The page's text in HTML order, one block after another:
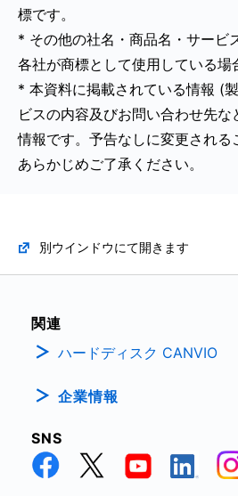
標です。
* その他の社名・商品名・サービ
各社が商標として使用している場
* 本資料に掲載されている情報 (
ビスの内容及びお問い合わせ先
情報です。予告なしに変更される
あらかじめご了承ください。
別ウインドウにて開きます
関連
ハードディスク CANVIO
企業情報
SNS